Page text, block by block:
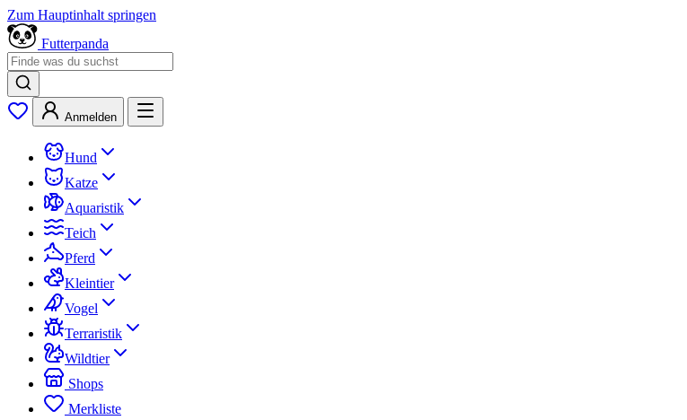
Zum Hauptinhalt springen
Futterpanda
Anmelden
Hund
Katze
Aquaristik
Teich
Pferd
Kleintier
Vogel
Terraristik
Wildtier
Shops
Merkliste